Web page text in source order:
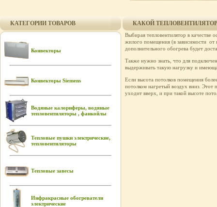
КАТЕГОРИИ ТОВАРОВ
Конвекторы
Конвекторы Siemens
Водяные калориферы, водяные
тепловентиляторы , фанкойлы
Тепловые пушки электрические,
тепловентиляторы
Тепловые завесы
Инфракрасные обогреватели
электрические
КАКОЙ ТЕПЛОВЕНТИЛЯТОР
Выбирая тепловентилятор в качестве
жилого помещения (в зависимости от
дополнительного обогрева будет
Также нужно знать, что для
выдерживать такую нагрузку и
Если высота потолков помещения
потолком нагретый воздух вниз. Этот
уходит вверх, и при такой высоте